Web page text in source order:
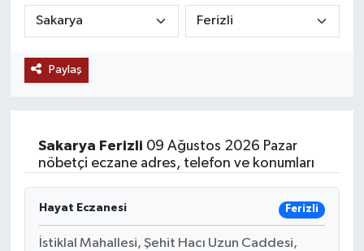
Paylaş
Sakarya Ferizli 09 Ağustos 2026 Pazar
nöbetçi eczane adres, telefon ve konumları
Hayat Eczanesi Ferizli
İstiklal Mahallesi, Şehit Hacı Uzun Caddesi,
İstanbul Trafik Yoğunluk Haritası
Haber Arşivi